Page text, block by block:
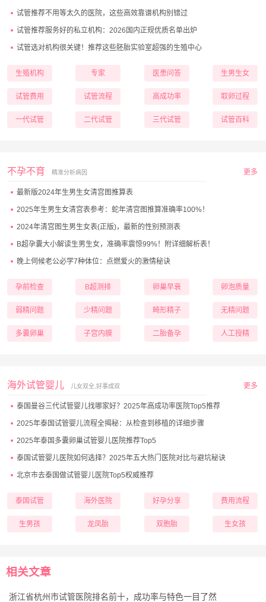
试管推荐不用等太久的医院，这些高效靠谱机构别错过
试管推荐服务好的私立机构：2026国内正规优质名单出炉
试管选对机构很关键！推荐这些胚胎实验室超强的生殖中心
生殖机构 专家 医患问答 生男生女
试管费用 试管流程 高成功率 取卵过程
一代试管 二代试管 三代试管 试管百科
不孕不育 精准分析病因 更多
最新版2024年生男生女清宫图推算表
2025年生男生女清宫表参考：蛇年清宫图推算准确率100%！
2024年清宫图生男生女表(正版)，最新的性别预测表
B超孕囊大小解读生男生女，准确率震惊99%！附详细解析表！
晚上伺候老公必学7种体位：点燃爱火的激情秘诀
孕前检查 B超测排 卵巢早衰 卵泡质量
弱精问题 少精问题 畸形精子 无精问题
多囊卵巢 子宫内膜 二胎备孕 人工授精
海外试管婴儿 儿女双全,好事成双 更多
泰国曼谷三代试管婴儿找哪家好？2025年高成功率医院Top5推荐
2025年泰国试管婴儿流程全揭秘：从检查到移植的详细步骤
2025年泰国多囊卵巢试管婴儿医院推荐Top5
泰国试管婴儿医院如何选择？2025年五大热门医院对比与避坑秘诀
北京市去泰国做试管婴儿医院Top5权威推荐
泰国试管 海外医院 好孕分享 费用流程
生男孩 龙凤胎 双胞胎 生女孩
相关文章
浙江省杭州市试管医院排名前十，成功率与特色一目了然